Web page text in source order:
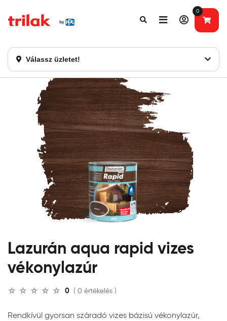
Válassz üzletet!
0
Fontos tájékoztatás!
Lazurán aqua rapid vizes
vékonylazúr
0 ( 0 értékelés )
Rendkívül gyorsan száradó vizes bázisú vékonylazúr,